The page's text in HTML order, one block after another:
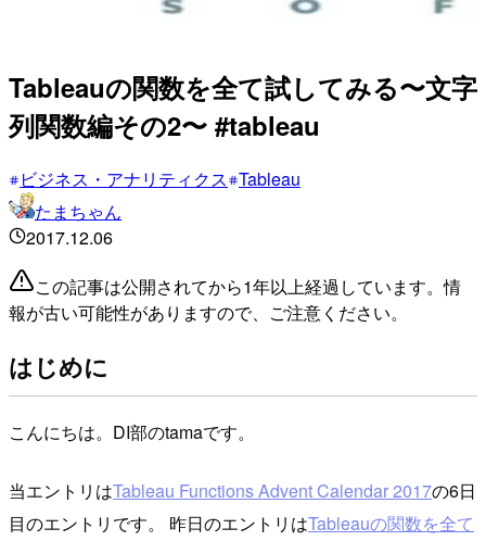
Tableauの関数を全て試してみる〜文字
列関数編その2〜 #tableau
ビジネス・アナリティクス Tableau
たまちゃん
2017.12.06
この記事は公開されてから1年以上経過しています。情
報が古い可能性がありますので、ご注意ください。
はじめに
こんにちは。DI部のtamaです。
当エントリはTableau Functions Advent Calendar 2017の6日
目のエントリです。 昨日のエントリはTableauの関数を全て